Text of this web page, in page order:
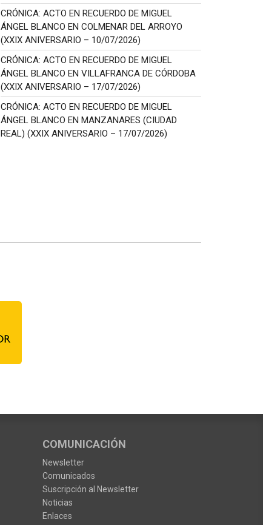
CRÓNICA: ACTO EN RECUERDO DE MIGUEL
ÁNGEL BLANCO EN COLMENAR DEL ARROYO
(XXIX ANIVERSARIO – 10/07/2026)
CRÓNICA: ACTO EN RECUERDO DE MIGUEL
ÁNGEL BLANCO EN VILLAFRANCA DE CÓRDOBA
(XXIX ANIVERSARIO – 17/07/2026)
CRÓNICA: ACTO EN RECUERDO DE MIGUEL
ÁNGEL BLANCO EN MANZANARES (CIUDAD
REAL) (XXIX ANIVERSARIO – 17/07/2026)
COMUNICACIÓN
Newsletter
Comunicados
Suscripción al Newsletter
Noticias
Enlaces